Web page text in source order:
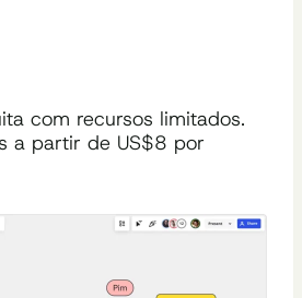
com recursos limitados.
a partir de US$8 por